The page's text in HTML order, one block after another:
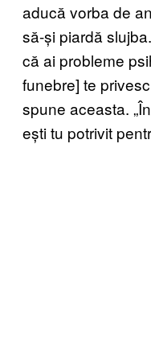
aducă vorba de
să-și piardă
că ai probleme
funebre] te
spune aceasta.
ești tu potrivit